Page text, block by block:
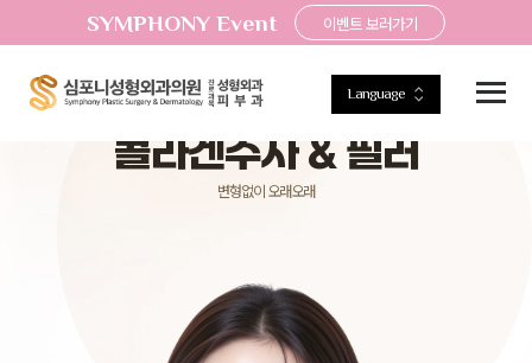
SYMPHONY Event 이벤트 보러가기
Language
Symphony filler & collagen injection
콜라겐주사 & 필러
변형없이 오래오래